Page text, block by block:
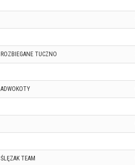
ROZBIEGANE TUCZNO
ADWOKOTY
ŚLĘZAK TEAM